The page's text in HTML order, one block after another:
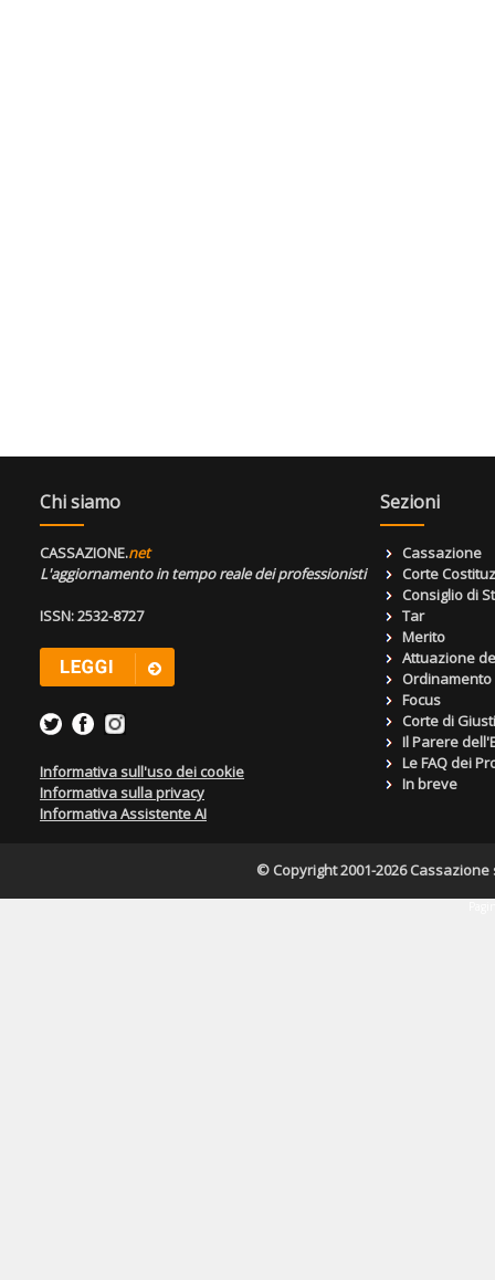
Chi siamo
CASSAZIONE.net
L'aggiornamento in tempo reale dei professionisti
ISSN: 2532-8727
Informativa sull'uso dei cookie
Informativa sulla privacy
Informativa Assistente AI
Sezioni
Cassazione
Corte
Consiglio di
Tar
Merito
Attuazione
Focus
Corte di
Il Parere
Le FAQ dei
In breve
© Copyright 2001-2026 Cassazione